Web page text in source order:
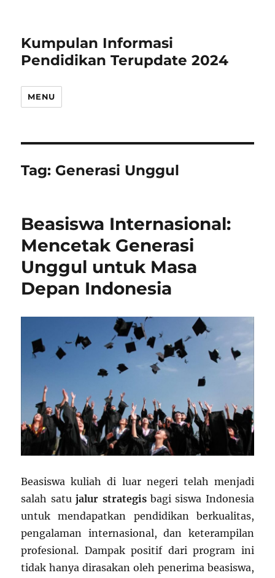
Kumpulan Informasi
Pendidikan Terupdate 2024
MENU
Tag: Generasi Unggul
Beasiswa Internasional:
Mencetak Generasi
Unggul untuk Masa
Depan Indonesia
Beasiswa kuliah di luar negeri telah menjadi
salah satujalur strategisbagi siswa Indonesia
untuk mendapatkan pendidikan berkualitas,
pengalaman internasional, dan keterampilan
profesional. Dampak positif dari program ini
tidak hanya dirasakan oleh penerima beasiswa,